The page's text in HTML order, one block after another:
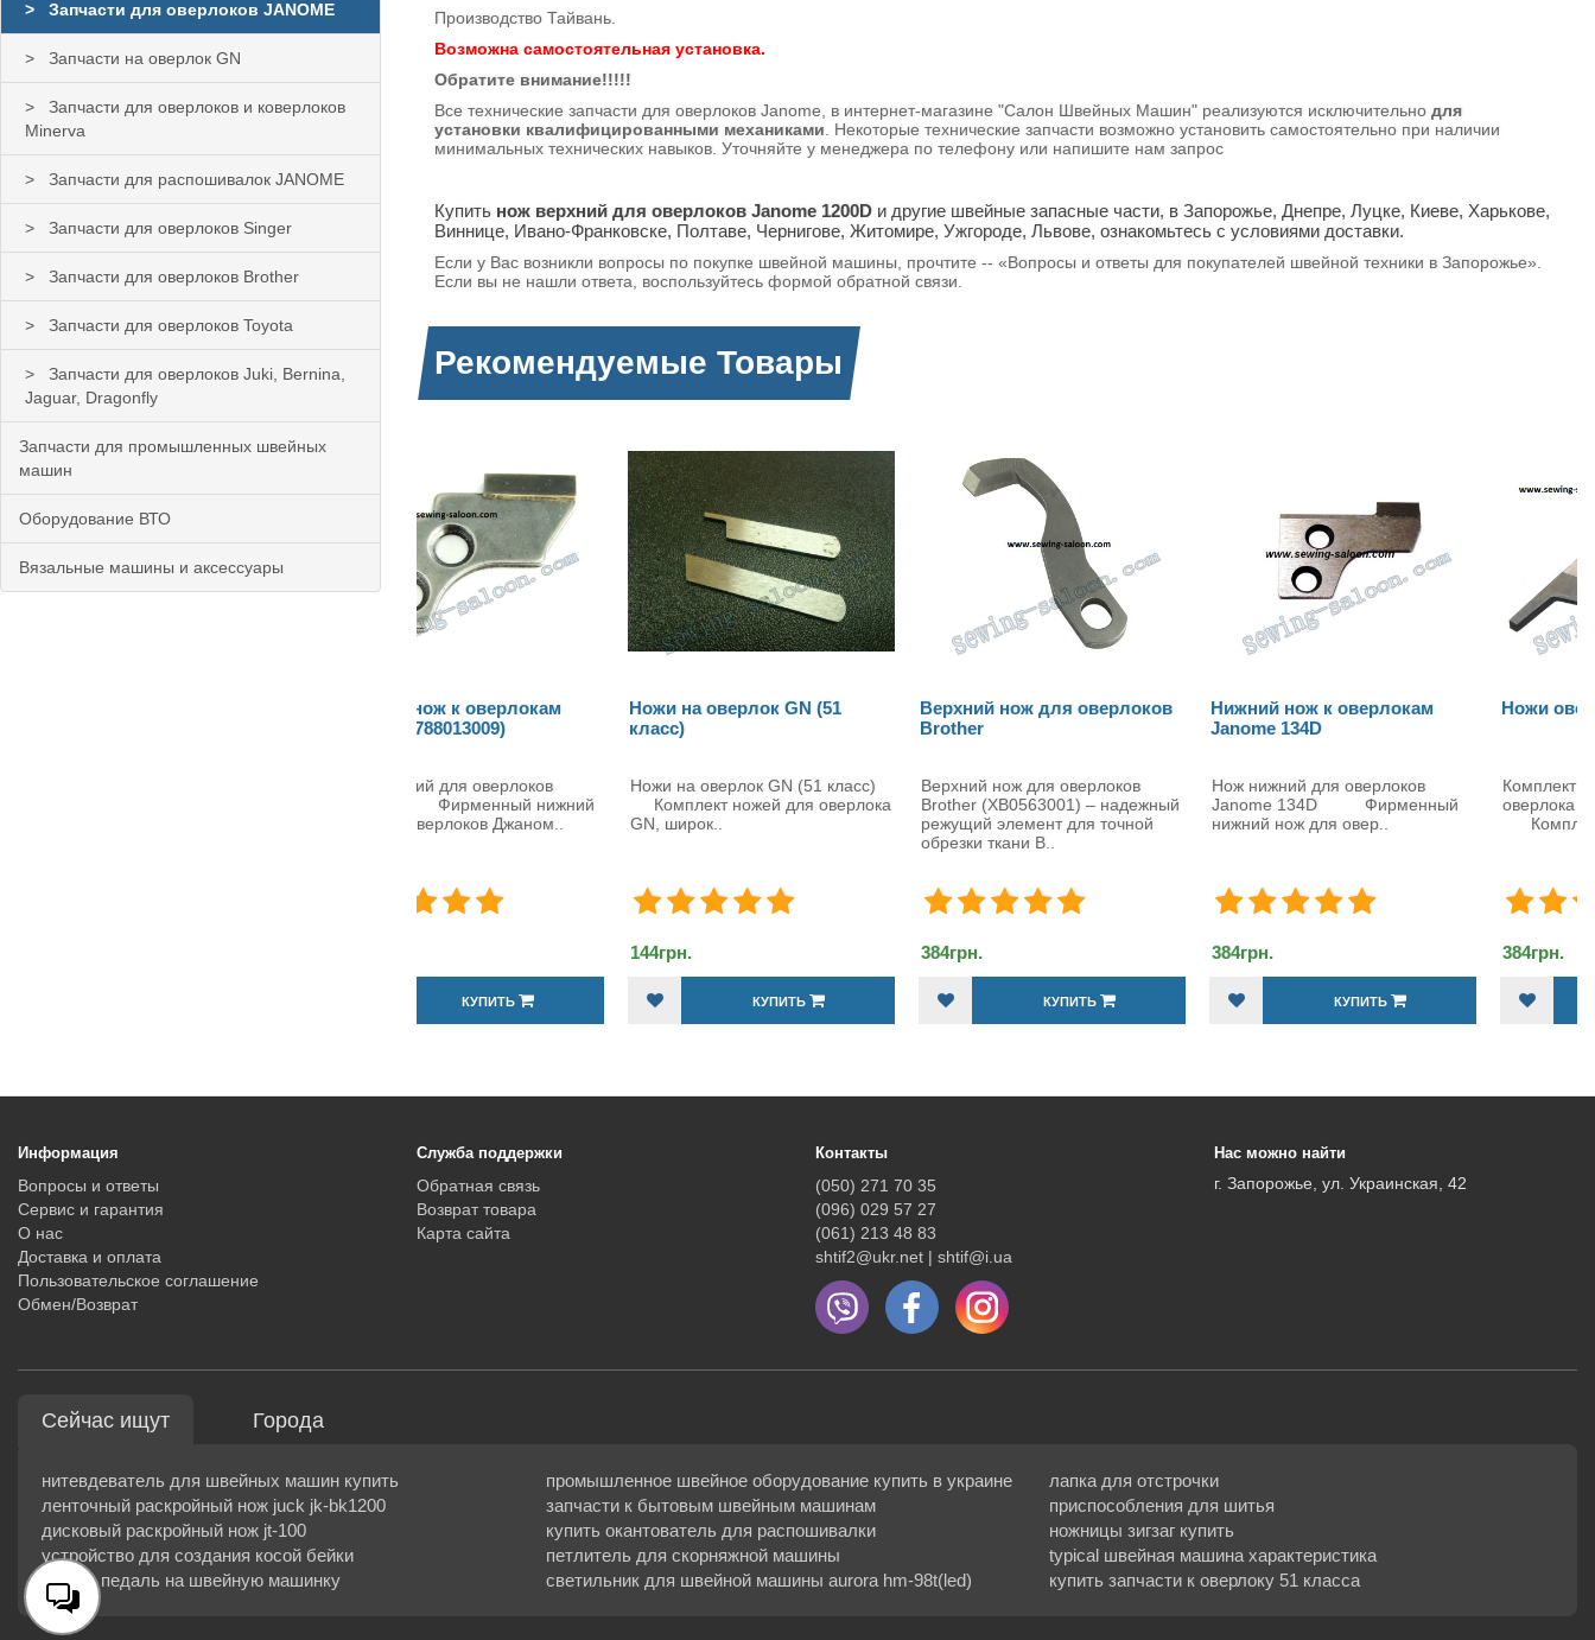
Запчасти для оверлоков JANOME
Запчасти на оверлок GN
Запчасти для оверлоков и коверлоков
Minerva
Запчасти для распошивалок JANOME
Запчасти для оверлоков Singer
Запчасти для оверлоков Brother
Запчасти для оверлоков Toyota
Запчасти для оверлоков Juki, Bernina,
Jaguar, Dragonfly
Запчасти для промышленных швейных
машин
Оборудование ВТО
Вязальные машины и аксессуары
Производство Тайвань.
Возможна самостоятельная установка.
Обратите внимание!!!!!
Все технические запчасти для оверлоков Janome, в интернет-магазине "Салон Швейных Машин" реализуются исключительно для
установки квалифицированными механиками . Некоторые технические запчасти возможно установить самостоятельно при наличии
минимальных технических навыков. Уточняйте у менеджера по телефону или напишите нам запрос
Купить нож верхний для оверлоков Janome 1200D и другие швейные запасные части, в Запорожье, Днепре, Луцке, Киеве, Харькове,
Виннице, Ивано-Франковске, Полтаве, Чернигове, Житомире, Ужгороде, Львове, ознакомьтесь с условиями доставки.
Если у Вас возникли вопросы по покупке швейной машины, прочтите -- «Вопросы и ответы для покупателей швейной техники в Запорожье».
Если вы не нашли ответа, воспользуйтесь формой обратной связи.
Рекомендуемые Товары
Ножи на оверлок GN (51
класс)
Ножи на оверлок GN (51 класс)
Комплект ножей для оверлока
GN, широк..
Верхний нож для оверлоков
Верхний нож для оверлоков
Brother (XB0563001) – надежный
режущий элемент для точной
Нижний нож к оверлокам
Нож нижний для оверлоков
Janome 134D Фирменный
нижний нож для овер..
Ножи оверлок Singer
Комплект ножей для
оверлока Singer (550449+412585)
Комплект нож..
Информация
Вопросы и ответы
Сервис и гарантия
О нас
Доставка и оплата
Пользовательское соглашение
Обмен/Возврат
Служба поддержки
Обратная связь
Возврат товара
Карта сайта
Контакты
(050) 271 70 35
(096) 029 57 27
(061) 213 48 83
shtif2@ukr.net | shtif@i.ua
Нас можно найти
г. Запорожье, ул. Украинская, 42
Сейчас ищут Города
нитевдеватель для швейных машин купить промышленное швейное оборудование купить в украине
лапка для отстрочки
ленточный раскройный нож juck jk-bk1200
запчасти к бытовым швейным машинам
приспособления для шитья
дисковый раскройный нож jt-100
купить окантователь для распошивалки
ножницы зигзаг купить
устройство для создания косой бейки
петлитель для скорняжной машины
typical швейная машина характеристика
купить педаль на швейную машинку
светильник для швейной машины aurora hm-98t(led) купить запчасти к оверлоку 51 класса